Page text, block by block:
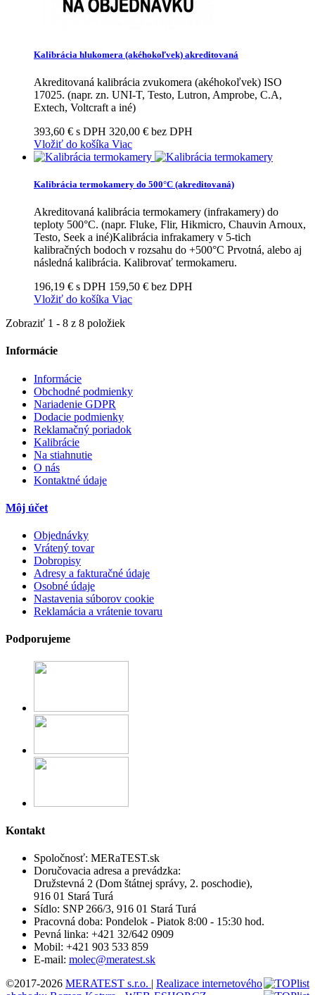
Kalibrácia hlukomera (akéhokoľvek) akreditovaná
Akreditovaná kalibrácia zvukomera (akéhokoľvek) ISO
17025. (napr. zn. UNI-T, Testo, Lutron, Amprobe, C.A,
Extech, Voltcraft a iné)
393,60 € s DPH 320,00 € bez DPH
Vložiť do košíka Viac
Kalibrácia termokamery do 500°C (akreditovaná)
Akreditovaná kalibrácia termokamery (infrakamery) do
teploty 500°C. (napr. Fluke, Flir, Hikmicro, Chauvin Arnoux,
Testo, Seek a iné)Kalibrácia infrakamery v 5-tich
kalibračných bodoch v rozsahu do +500°C Prvotná, alebo aj
následná kalibrácia. Kalibrovať termokameru.
196,19 € s DPH 159,50 € bez DPH
Vložiť do košíka Viac
Zobraziť 1 - 8 z 8 položiek
Informácie
Informácie
Obchodné podmienky
Nariadenie GDPR
Dodacie podmienky
Reklamačný poriadok
Kalibrácie
Na stiahnutie
O nás
Kontaktné údaje
Môj účet
Objednávky
Vrátený tovar
Dobropisy
Adresy a fakturačné údaje
Osobné údaje
Nastavenia súborov cookie
Reklamácia a vrátenie tovaru
Podporujeme
Kontakt
Spoločnosť: MERaTEST.sk
Doručovacia adresa a prevádzka:
Družstevná 2 (Dom štátnej správy, 2. poschodie),
916 01 Stará Turá
Sídlo: SNP 266/3, 916 01 Stará Turá
Pracovná doba: Pondelok - Piatok 8:00 - 15:30 hod.
Pevná linka: +421 32/642 0909
Mobil: +421 903 533 859
E-mail: molec@meratest.sk
©2017-2026 MERATEST s.r.o. | Realizace internetového